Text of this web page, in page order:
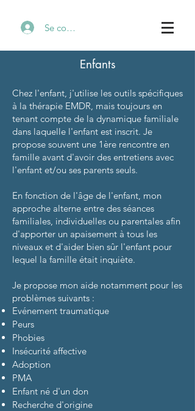
Se connecter
Enfants
Chez l'enfant, j'utilise les outils spécifiques
à la thérapie EMDR, mais toujours en
tenant compte de la dynamique familiale
dans laquelle l'enfant est inscrit. Je
propose souvent une 1ère rencontre en
famille avant d'avoir des entretiens avec
l'enfant et/ou ses parents seuls.
En fonction de l'âge de l'enfant, mon
approche alterne entre des séances
familiales, individuelles ou parentales afin
d'apporter un apaisement à tous les
niveaux et d'aider bien sûr l'enfant pour
lequel la famille était inquiète.
Je propose mon aide notamment pour les
problèmes suivants :
Evénement traumatique
Peurs
Phobies
Insécurité affective
Adoption
PMA
Enfant né d'un don
Recherche d'origine